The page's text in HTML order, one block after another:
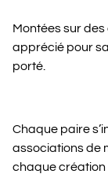
Montées sur
apprécié pour
porté.
Chaque paire
associations de
chaque création